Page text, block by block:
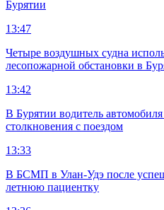
Бурятии
13:47
Четыре воздушных судна
лесопожарной обстановки в
13:42
В Бурятии водитель
столкновения с поездом
13:33
В БСМП в Улан-Удэ после
летнюю пациентку